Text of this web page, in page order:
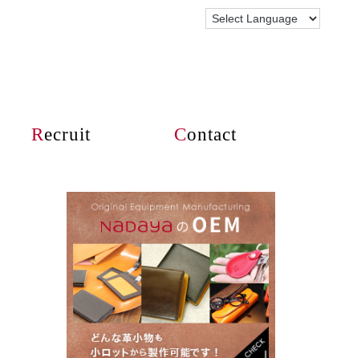
Recruit Contact